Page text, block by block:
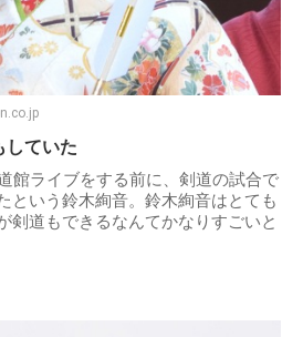
していた
館ライブをする前に、剣道の試合で
という鈴木絢音。鈴木絢音はとても
剣道もできるなんてかなりすごいと